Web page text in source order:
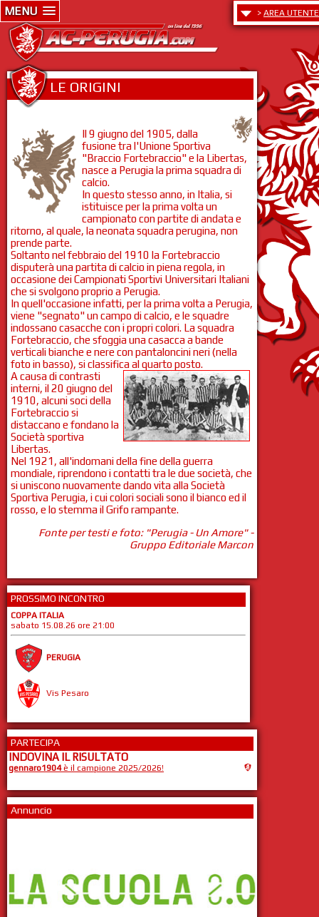
MENU > AREA UTENTE
LE ORIGINI
Il 9 giugno del 1905, dalla
fusione tra l'Unione Sportiva
"Braccio Fortebraccio" e la Libertas,
nasce a Perugia la prima squadra di
calcio.
In questo stesso anno, in Italia, si
istituisce per la prima volta un
campionato con partite di andata e
ritorno, al quale, la neonata squadra perugina, non
prende parte.
Soltanto nel febbraio del 1910 la Fortebraccio
disputerà una partita di calcio in piena regola, in
occasione dei Campionati Sportivi Universitari Italiani
che si svolgono proprio a Perugia.
In quell'occasione infatti, per la prima volta a Perugia,
viene "segnato" un campo di calcio, e le squadre
indossano casacche con i propri colori. La squadra
Fortebraccio, che sfoggia una casacca a bande
verticali bianche e nere con pantaloncini neri (nella
foto in basso), si classifica al quarto posto.
A causa di contrasti
interni, il 20 giugno del
1910, alcuni soci della
Fortebraccio si
distaccano e fondano la
Società sportiva
Libertas.
Nel 1921, all'indomani della fine della guerra
mondiale, riprendono i contatti tra le due società, che
si uniscono nuovamente dando vita alla Società
Sportiva Perugia, i cui colori sociali sono il bianco ed il
rosso, e lo stemma il Grifo rampante.
Fonte per testi e foto: "Perugia - Un Amore" -
Gruppo Editoriale Marcon
PROSSIMO INCONTRO
COPPA ITALIA
sabato 15.08.26 ore 21:00
PERUGIA
Vis Pesaro
PARTECIPA
INDOVINA IL RISULTATO
gennaro1904è il campione 2025/2026!
Annuncio